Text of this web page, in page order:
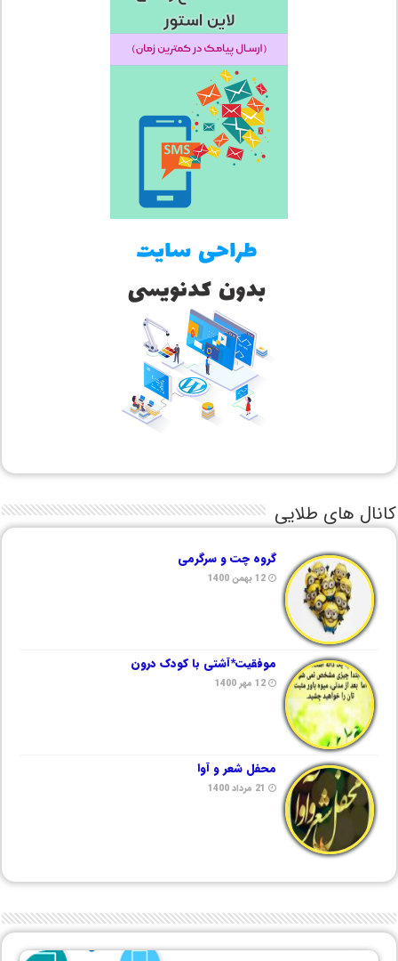
کانال های طلایی
گروه چت و سرگرمی
12 بهمن 1400
موفقیت*آشتی با کودک درون
12 مهر 1400
محفل شعر و آوا
21 مرداد 1400